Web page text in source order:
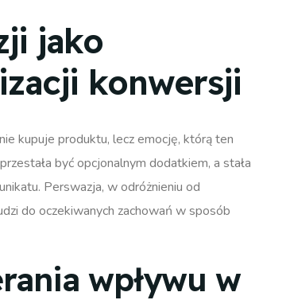
jako
konwersji
kupuje produktu, lecz emocję, którą ten
być opcjonalnym dodatkiem, a stała
Perswazja, w odróżnieniu od
do oczekiwanych zachowań w sposób
wpływu w